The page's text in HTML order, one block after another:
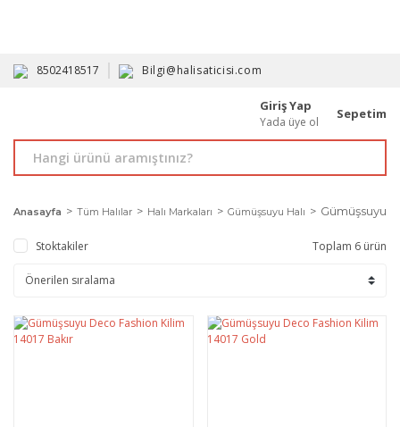
8502418517 Bilgi@halisaticisi.com
Giriş Yap
Yada üye ol
Sepetim
Anasayfa Tüm Halılar Halı Markaları Gümüşsuyu Halı Gümüşsuyu
Stoktakiler Toplam 6 ürün